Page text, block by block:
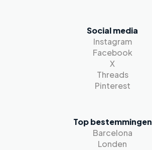
Social media
Instagram
Facebook
X
Threads
Pinterest
Top bestemmingen
Barcelona
Londen